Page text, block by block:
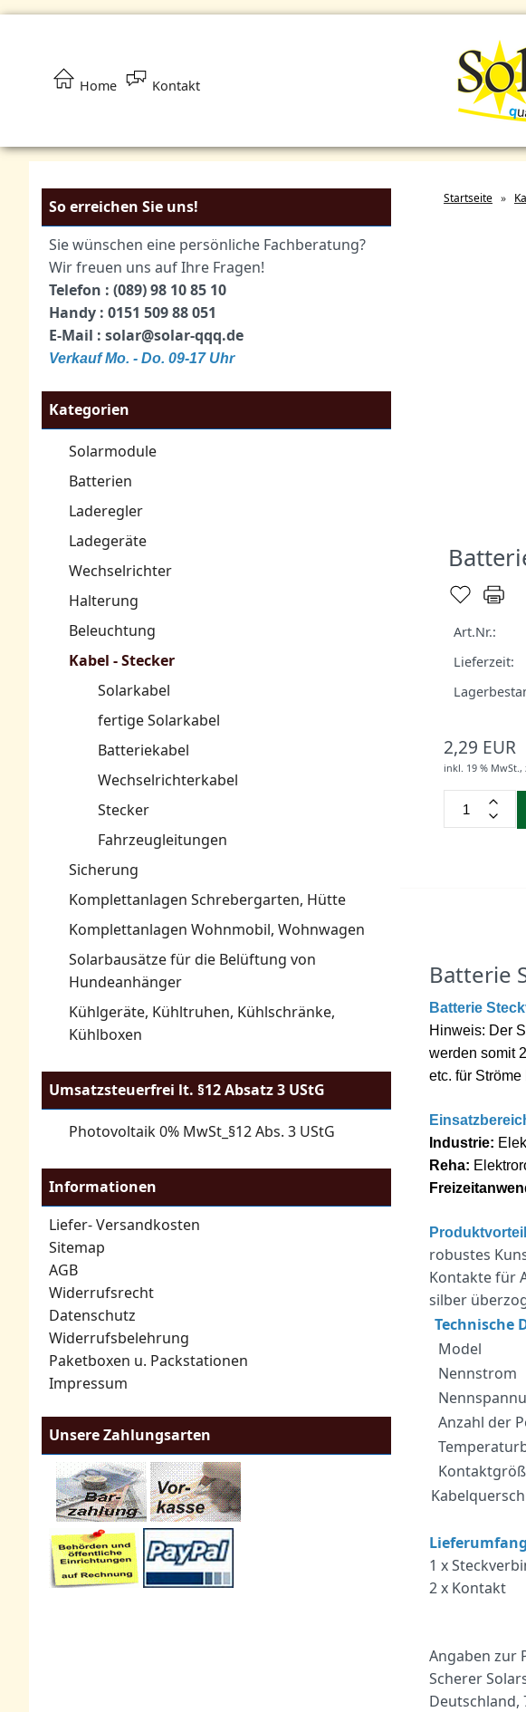
Home Kontakt
So erreichen Sie uns!
Sie wünschen eine persönliche Fachberatung?
Wir freuen uns auf Ihre Fragen!
Telefon : (089) 98 10 85 10
Handy : 0151 509 88 051
E-Mail : solar@solar-qqq.de
Verkauf Mo. - Do. 09-17 Uhr
Kategorien
Solarmodule
Batterien
Laderegler
Ladegeräte
Wechselrichter
Halterung
Beleuchtung
Kabel - Stecker
Solarkabel
fertige Solarkabel
Batteriekabel
Wechselrichterkabel
Stecker
Fahrzeugleitungen
Sicherung
Komplettanlagen Schrebergarten, Hütte
Komplettanlagen Wohnmobil, Wohnwagen
Solarbausätze für die Belüftung von
Hundeanhänger
Kühlgeräte, Kühltruhen, Kühlschränke,
Kühlboxen
Umsatzsteuerfrei lt. §12 Absatz 3 UStG
Photovoltaik 0% MwSt_§12 Abs. 3 UStG
Informationen
Liefer- Versandkosten
Sitemap
AGB
Widerrufsrecht
Datenschutz
Widerrufsbelehrung
Paketboxen u. Packstationen
Impressum
Unsere Zahlungsarten
Startseite »
Art.Nr.:
Lieferzeit:
2,29 EUR
inkl. 19 % MwSt.,
Batterie
Batterie
Hinweis: Der
werden somit
etc. für
Industrie:
Reha:
robustes
Kontakte für
silber
Technische
Model
Nennstrom
Anzahl der
1 x
2 x Kontakt
Angaben zur
Scherer